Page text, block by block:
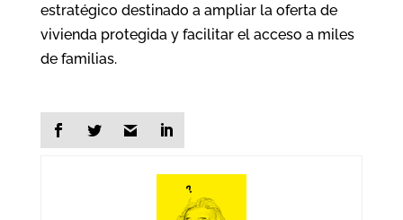
estratégico destinado a ampliar la oferta de
vivienda protegida y facilitar el acceso a miles
de familias.